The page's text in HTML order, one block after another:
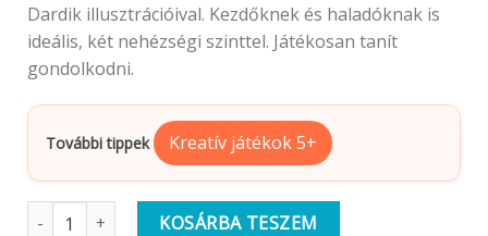
Dardik illusztrációival. Kezdőknek és haladóknak is
ideális, két nehézségi szinttel. Játékosan tanít
gondolkodni.
További tippek Kreatív játékok 5+
Auzou Klasszikus társasjáték | Kétoldalas sakktábla
KOSÁRBA TESZEM